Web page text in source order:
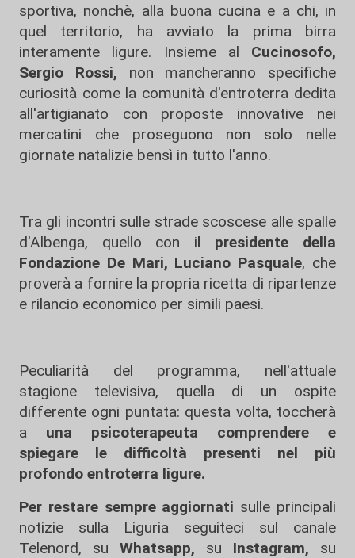
sportiva, nonchè, alla buona cucina e a chi, in
quel territorio, ha avviato la prima birra
interamente ligure. Insieme al Cucinosofo,
Sergio Rossi, non mancheranno specifiche
curiosità come la comunità d'entroterra dedita
all'artigianato con proposte innovative nei
mercatini che proseguono non solo nelle
giornate natalizie bensì in tutto l'anno.
Tra gli incontri sulle strade scoscese alle spalle
d'Albenga, quello con il presidente della
Fondazione De Mari, Luciano Pasquale, che
proverà a fornire la propria ricetta di ripartenze
e rilancio economico per simili paesi.
Peculiarità del programma, nell'attuale
stagione televisiva, quella di un ospite
differente ogni puntata: questa volta, toccherà
a una psicoterapeuta comprendere e
spiegare le difficoltà presenti nel più
profondo entroterra ligure.
Per restare sempre aggiornati sulle principali
notizie sulla Liguria seguiteci sul canale
Telenord, su
Whatsapp, su Instagram, su